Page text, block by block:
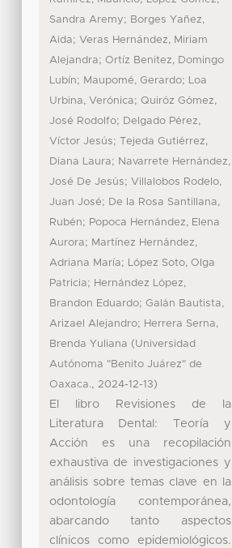
Sandra Aremy; Borges Yañez,
Aida; Veras Hernández, Miriam
Alejandra; Ortíz Benitez, Domingo
Lubín; Maupomé, Gerardo; Loa
Urbina, Verónica; Quiróz Gómez,
José Rodolfo; Delgado Pérez,
Víctor Jesús;
Tejeda Gutiérrez,
Diana Laura; Navarrete Hernández,
José De Jesús; Villalobos Rodelo,
Juan José; De la Rosa Santillana,
Rubén; Popoca Hernández, Elena
Aurora; Martínez Hernández,
Adriana María; López Soto, Olga
Patricia; Hernández López,
Brandon Eduardo; Galán Bautista,
Arizael Alejandro; Herrera Serna,
Brenda Yuliana (Universidad
Autónoma "Benito Juárez" de
Oaxaca., 2024-12-13)
El libro Revisiones de la
Literatura Dental: Teoría y
Acción es una recopilación
exhaustiva de investigaciones y
análisis sobre temas clave en la
odontología contemporánea,
abarcando tanto aspectos
clínicos como epidemiológicos.